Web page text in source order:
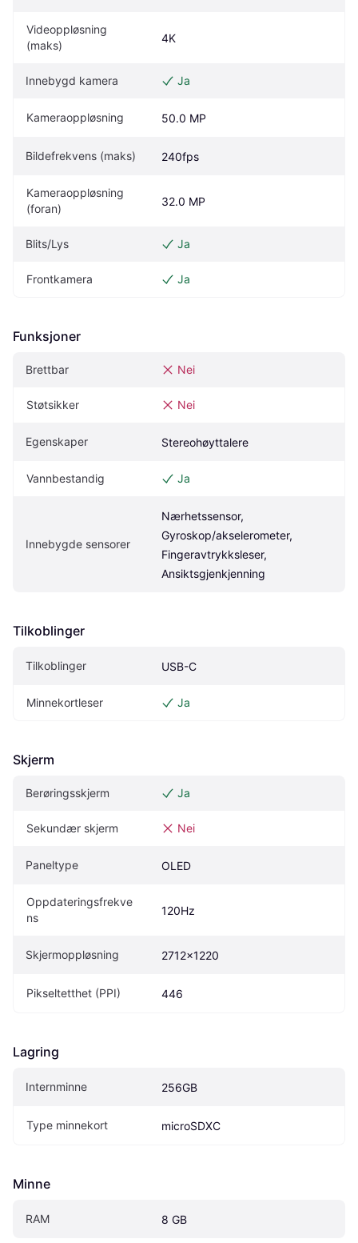
Videoppløsning
(maks)
4K
Innebygd kamera Ja
Kameraoppløsning 50.0 MP
Bildefrekvens (maks) 240fps
Kameraoppløsning
(foran)
32.0 MP
Blits/Lys Ja
Frontkamera Ja
Funksjoner
Brettbar Nei
Støtsikker Nei
Egenskaper Stereohøyttalere
Vannbestandig Ja
Innebygde sensorer
Nærhetssensor,
Gyroskop/akselerometer,
Fingeravtrykksleser,
Ansiktsgjenkjenning
Tilkoblinger
Tilkoblinger USB-C
Minnekortleser Ja
Skjerm
Berøringsskjerm Ja
Sekundær skjerm Nei
Paneltype OLED
Oppdateringsfrekve
ns
120Hz
Skjermoppløsning 2712x1220
Pikseltetthet (PPI) 446
Lagring
Internminne 256GB
Type minnekort microSDXC
Minne
RAM 8 GB